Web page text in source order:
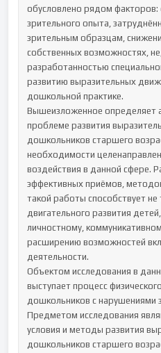
обусловлено рядом факторов:
зрительного опыта,
зрительным образцам,
собственных возможностях,
разработанностью
развитию выразительных
дошкольной практике.
Вышеизложенное определяет
проблеме развития
дошкольников старшего
необходимости
воздействия в данной сфере.
эффективных приёмов,
такой работы способствует
двигательного развития
личностному,
расширению возможностей
деятельности.
Объектом исследования в
выступает процесс
дошкольников с нарушениями
Предметом исследования
условия и методы развития
дошкольников старшего